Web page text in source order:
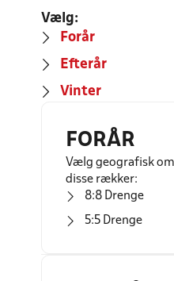
Vælg:
Forår
Efterår
Vinter
FORÅR
Vælg geografisk
disse rækker:
8:8 Drenge
5:5 Drenge